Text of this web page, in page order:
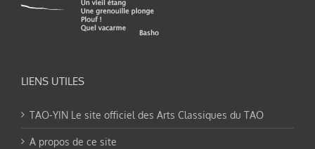
LIENS UTILES
TAO-YIN Le site officiel des Arts Classiques du TAO
A propos de ce site